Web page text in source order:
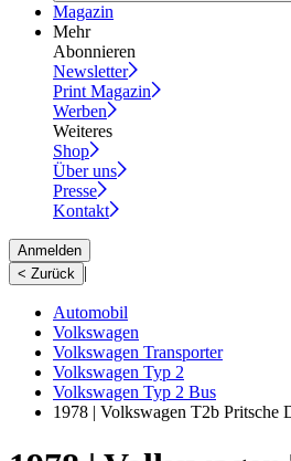
Magazin
Mehr
Abonnieren
Newsletter
Print Magazin
Werben
Weiteres
Shop
Über uns
Presse
Kontakt
Anmelden
< Zurück
|
Automobil
Volkswagen
Volkswagen Transporter
Volkswagen Typ 2
Volkswagen Typ 2 Bus
1978 | Volkswagen T2b Pritsche